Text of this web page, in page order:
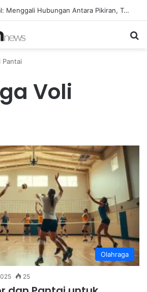
Kesehatan Mental: Menggali Hubungan Antara Pikiran, Tubuh, dan Emosi secara Mendalam
Pantai
Voli
Olahraga
25